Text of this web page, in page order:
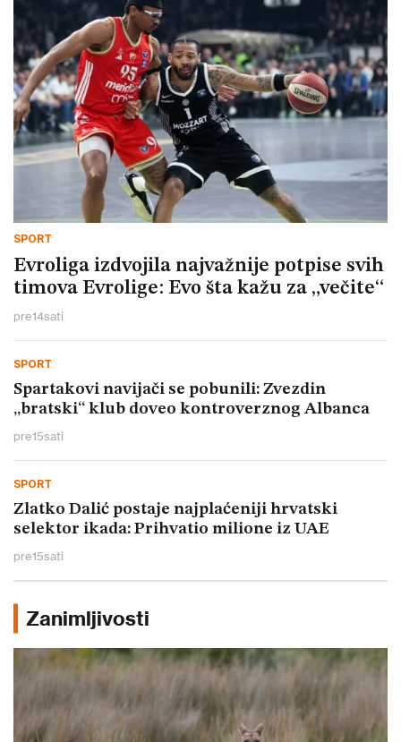
SPORT
Evroliga izdvojila najvažnije potpise svih
timova Evrolige: Evo šta kažu za „večite“
pre14sati
SPORT
Spartakovi navijači se pobunili: Zvezdin
„bratski“ klub doveo kontroverznog Albanca
pre15sati
SPORT
Zlatko Dalić postaje najplaćeniji hrvatski
selektor ikada: Prihvatio milione iz UAE
pre15sati
Zanimljivosti